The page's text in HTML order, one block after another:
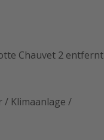
Chauvet 2 entfernt
/ Klimaanlage /